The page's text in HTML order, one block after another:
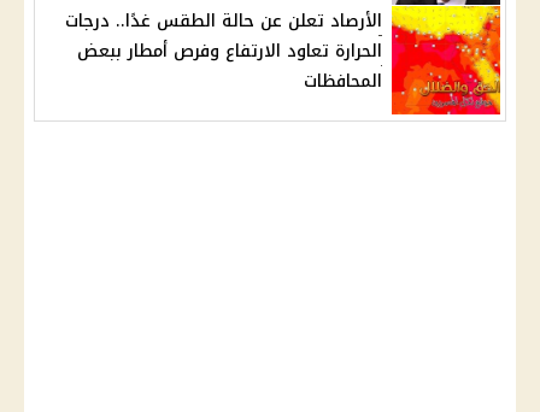
الأرصاد تعلن عن حالة الطقس غدًا.. درجات
الحرارة تعاود الارتفاع وفرص أمطار ببعض
المحافظات